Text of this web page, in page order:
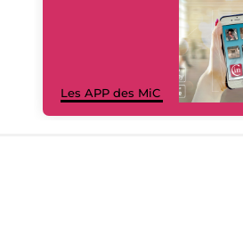
Les APP des MiC